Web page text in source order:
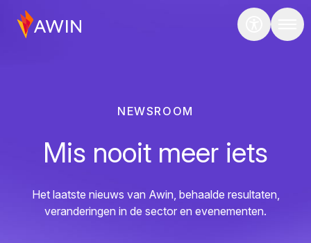
NEWSROOM
Mis nooit meer iets
Het laatste nieuws van Awin, behaalde resultaten,
veranderingen in de sector en evenementen.